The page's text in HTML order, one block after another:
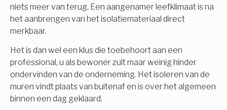
niets meer van terug. Een aangenamer leefklimaat is na
het aanbrengen van het isolatiemateriaal direct
merkbaar.
Het is dan wel een klus die toebehoort aan een
professional, u als bewoner zult maar weinig hinder
ondervinden van de onderneming. Het isoleren van de
muren vindt plaats van buitenaf en is over het algemeen
binnen een dag geklaard.